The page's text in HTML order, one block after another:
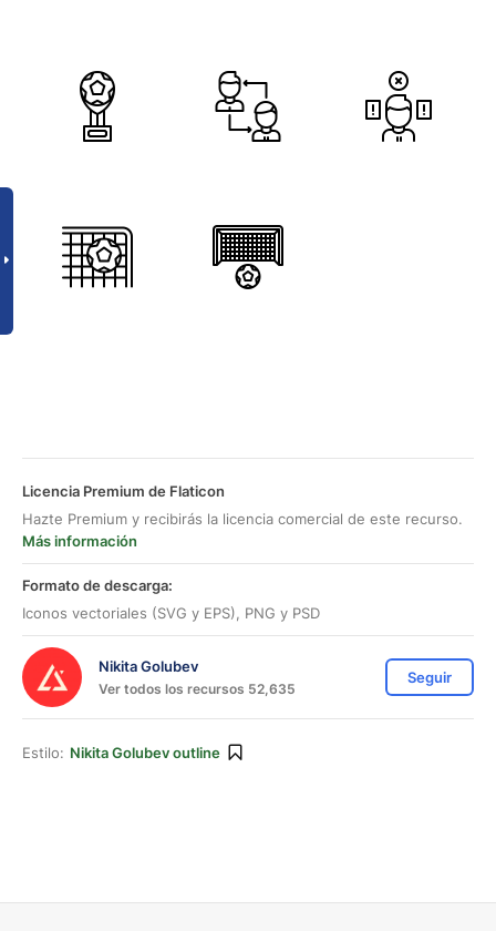
Licencia Premium de Flaticon
Hazte Premium y recibirás la licencia comercial de este recurso.
Más información
Formato de descarga:
Iconos vectoriales (SVG y EPS), PNG y PSD
Nikita Golubev
Ver todos los recursos 52,635
Seguir
Estilo: Nikita Golubev outline